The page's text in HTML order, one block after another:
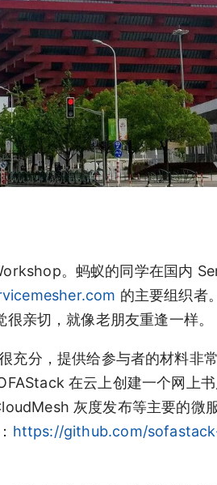
。蚂蚁的同学在国内
的主要组织者
亲切，就像老朋友重逢一样。
充分，提供给参与者的材料非
在云上创建一个网上
灰度发布等主要的微
https://github.com/